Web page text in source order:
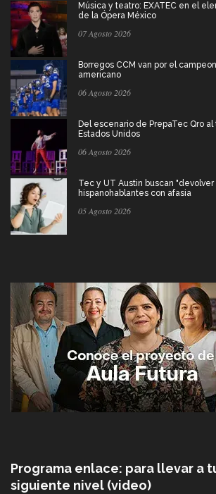
Música y teatro: EXATEC en el
de la Ópera México
07 Agosto 2026
Borregos CCM van por el
americano
06 Agosto 2026
Del escenario de PrepaTec Qro
Estados Unidos
06 Agosto 2026
Tec y UT Austin buscan "devolver
hispanohablantes con afasia
05 Agosto 2026
Programa enlace: para llevar a
siguiente nivel (video)